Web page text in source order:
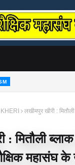
समर्थन अभियान" शुरू, 5
लखीमपुर खीरी :
: मितौली
महासंघ के